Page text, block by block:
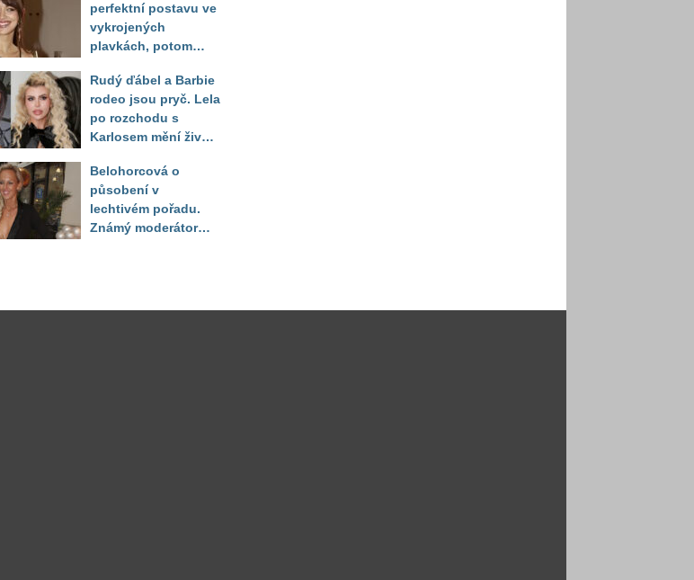
perfektní postavu ve
vykrojených
plavkách, potom
těla
Rudý ďábel a Barbie
rodeo jsou pryč. Lela
po rozchodu s
Karlosem mění život i
Sandeva
Belohorcová o
působení v
lechtivém pořadu.
Známý moderátor